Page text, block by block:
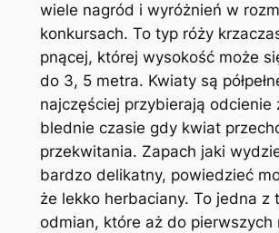
wiele nagród i wyróżnień w
konkursach. To typ róży
pnącej, której wysokość może
do 3, 5 metra. Kwiaty są
najczęściej przybierają odcienie
blednie czasie gdy kwiat
przekwitania. Zapach jaki
bardzo delikatny, powiedzieć
że lekko herbaciany. To jedna z
odmian, które aż do pierwszych